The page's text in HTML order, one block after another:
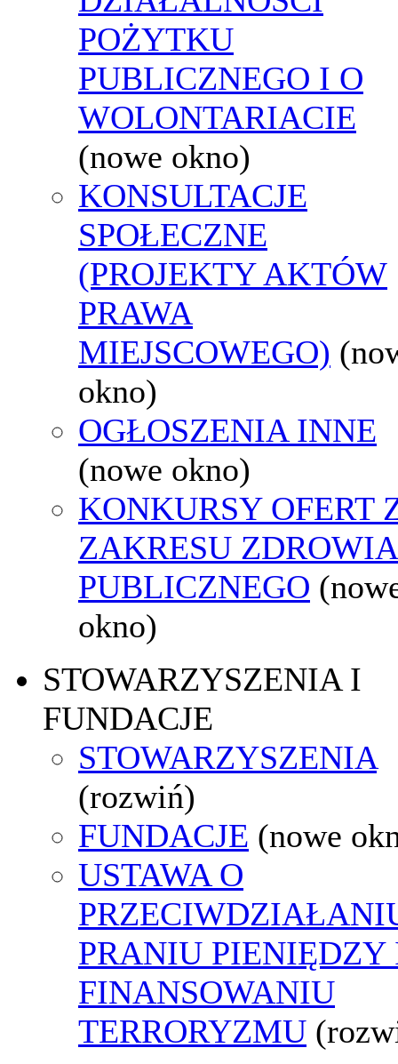
POŻYTKU
PUBLICZNEGO I O
WOLONTARIACIE
(nowe okno)
KONSULTACJE
SPOŁECZNE
(PROJEKTY AKTÓW
PRAWA
MIEJSCOWEGO)
okno)
OGŁOSZENIA INNE
(nowe okno)
KONKURSY OFERT
ZAKRESU ZDROWIA
PUBLICZNEGO
okno)
STOWARZYSZENIA I
FUNDACJE
STOWARZYSZENIA
(rozwiń)
FUNDACJE (nowe
USTAWA O
PRANIU PIENIĘDZY
FINANSOWANIU
TERRORYZMU